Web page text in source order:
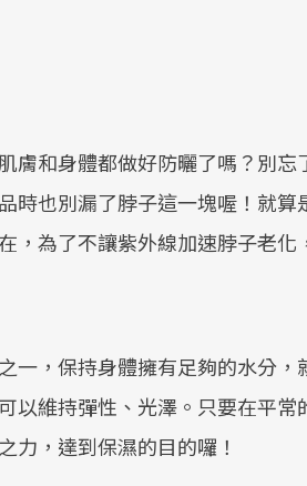
膚和身體都做好防曬了嗎？別
時也別漏了脖子這一塊喔！就
，為了不讓紫外線加速脖子老化
一，保持身體擁有足夠的水分，
以維持彈性、光澤。只要在平
力，達到保濕的目的囉！